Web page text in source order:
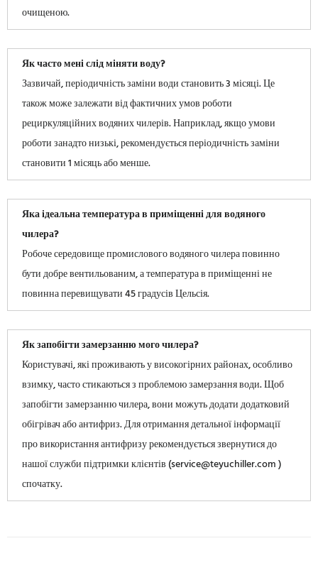
очищеною.
Як часто мені слід міняти воду?
Зазвичай, періодичність заміни води становить 3 місяці. Це
також може залежати від фактичних умов роботи
рециркуляційних водяних чилерів. Наприклад, якщо умови
роботи занадто низькі, рекомендується періодичність заміни
становити 1 місяць або менше.
Яка ідеальна температура в приміщенні для водяного
чилера?
Робоче середовище промислового водяного чилера повинно
бути добре вентильованим, а температура в приміщенні не
повинна перевищувати 45 градусів Цельсія.
Як запобігти замерзанню мого чилера?
Користувачі, які проживають у високогірних районах, особливо
взимку, часто стикаються з проблемою замерзання води. Щоб
запобігти замерзанню чилера, вони можуть додати додатковий
обігрівач або антифриз. Для отримання детальної інформації
про використання антифризу рекомендується звернутися до
нашої служби підтримки клієнтів (service@teyuchiller.com )
спочатку.